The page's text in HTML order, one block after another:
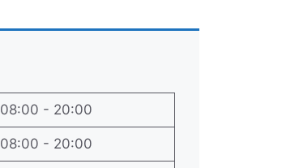
08:00 - 20:00
08:00 - 20:00